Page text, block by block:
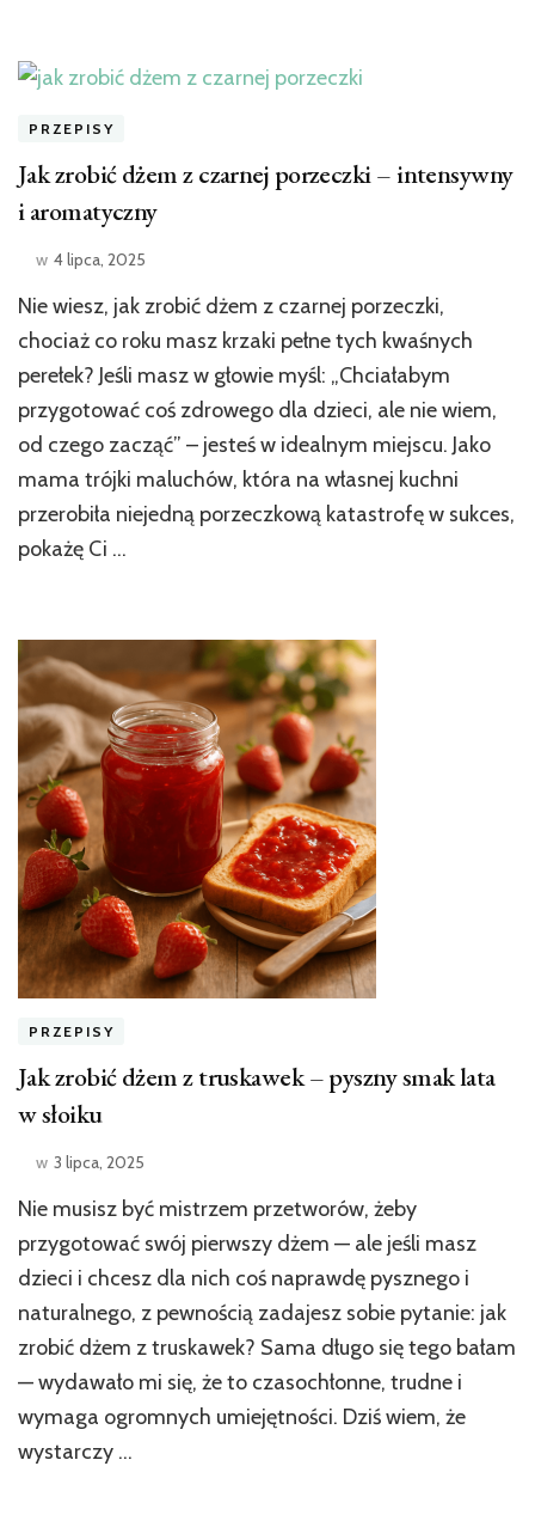
PRZEPISY
Jak zrobić dżem z czarnej porzeczki – intensywny
i aromatyczny
w 4 lipca, 2025
Nie wiesz, jak zrobić dżem z czarnej porzeczki,
chociaż co roku masz krzaki pełne tych kwaśnych
perełek? Jeśli masz w głowie myśl: „Chciałabym
przygotować coś zdrowego dla dzieci, ale nie wiem,
od czego zacząć” – jesteś w idealnym miejscu. Jako
mama trójki maluchów, która na własnej kuchni
przerobiła niejedną porzeczkową katastrofę w sukces,
pokażę Ci …
PRZEPISY
Jak zrobić dżem z truskawek – pyszny smak lata
w słoiku
w 3 lipca, 2025
Nie musisz być mistrzem przetworów, żeby
przygotować swój pierwszy dżem — ale jeśli masz
dzieci i chcesz dla nich coś naprawdę pysznego i
naturalnego, z pewnością zadajesz sobie pytanie: jak
zrobić dżem z truskawek? Sama długo się tego bałam
— wydawało mi się, że to czasochłonne, trudne i
wymaga ogromnych umiejętności. Dziś wiem, że
wystarczy …